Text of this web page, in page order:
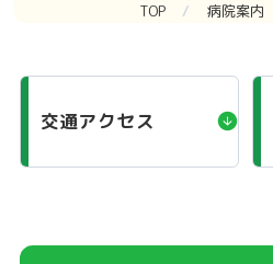
TOP 病院案内
交通アクセス